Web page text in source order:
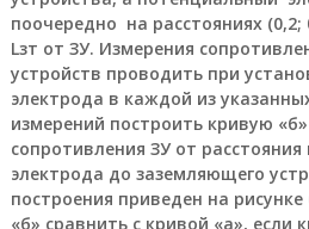
у
п
п
:
п
н
е
в
м
поочередно на расстояниях (0,2;
Lзт от ЗУ. Измерения
устройств проводить при
электрода в каждой из
измерений построить кривую
сопротивления ЗУ от
электрода до заземляющего
построения приведен на
«б» сравнить с кривой «а», если